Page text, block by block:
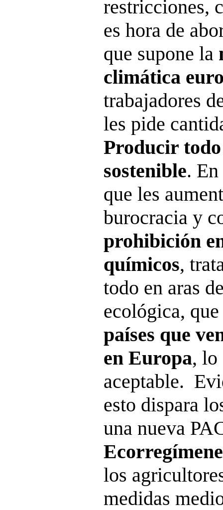
restricciones,
es hora de
que supone la
climática
trabajadores
les pide
Producir
sostenible.
que les
burocracia y
prohibición
químicos,
todo en aras
ecológica,
países que
en Europa, lo
aceptable.
esto dispara
una nueva
los
medidas